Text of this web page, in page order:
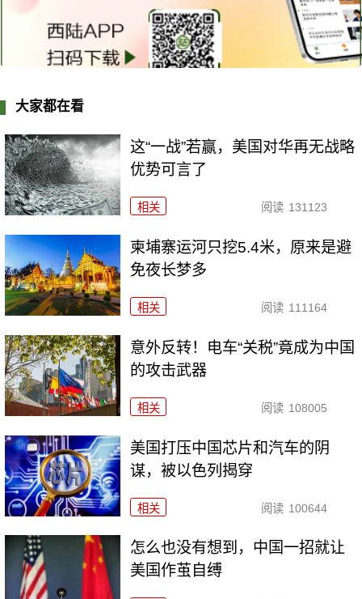
大家都在看
这“一战”若赢，美国对华再无战略
优势可言了
相关 阅读 131123
柬埔寨运河只挖5.4米，原来是避
免夜长梦多
相关 阅读 111164
意外反转！电车“关税”竟成为中国
的攻击武器
相关 阅读 108005
美国打压中国芯片和汽车的阴
谋，被以色列揭穿
相关 阅读 100644
怎么也没有想到，中国一招就让
美国作茧自缚